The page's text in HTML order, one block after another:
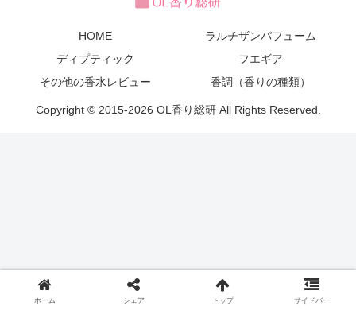
HOME
ラルチザンパフューム
ディプティック
フエギア
その他の香水レビュー
香調（香りの種類）
Copyright © 2015-2026 OL香り総研 All Rights Reserved.
ホーム シェア トップ サイドバー